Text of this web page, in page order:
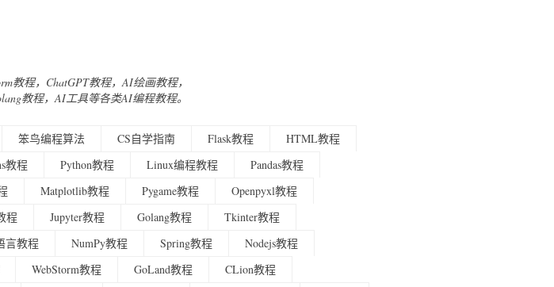
教程，ChatGPT教程，AI绘画教程，
教程，AI工具等各类AI编程教程。
笨鸟编程算法 CS自学指南 Flask教程
HTML教程
教程 Python教程 Linux编程教程
Pandas教程
Matplotlib教程 Pygame教程
Openpyxl教程
程 Jupyter教程 Golang教程
Tkinter教程
言教程 NumPy教程 Spring教程
Nodejs教程
WebStorm教程 GoLand教程
CLion教程